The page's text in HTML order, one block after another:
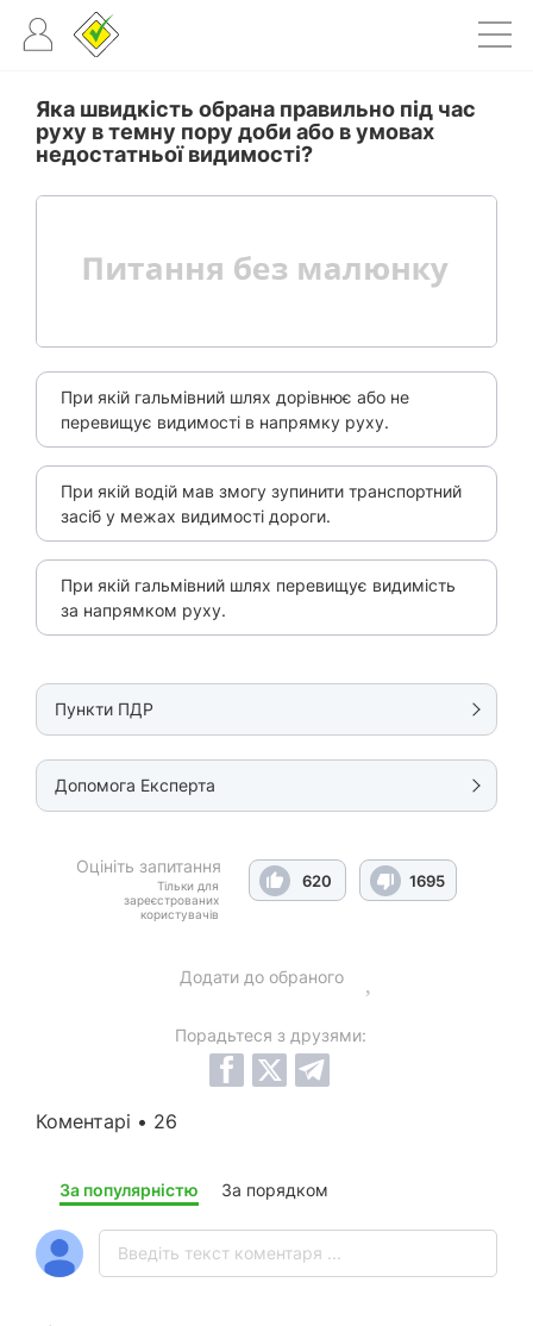
Яка швидкість обрана правильно під час
руху в темну пору доби або в умовах
недостатньої видимості?
При якій гальмівний шлях дорівнює або не
перевищує видимості в напрямку руху.
При якій водій мав змогу зупинити транспортний
засіб у межах видимості дороги.
При якій гальмівний шлях перевищує видимість
за напрямком руху.
Пункти ПДР
Допомога Експерта
Оцініть запитання
Тільки для
зареєстрованих
користувачів
620 1695
Додати до обраного
Порадьтеся з друзями:
Коментарі • 26
За популярністю За порядком